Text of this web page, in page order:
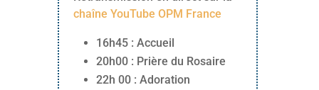
chaîne YouTube OPM France
16h45 : Accueil
20h00 : Prière du Rosaire
22h 00 : Adoration